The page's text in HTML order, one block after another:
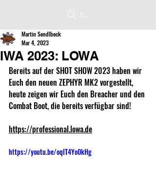
Suche
IWA 2023: LOWA
Martin Sendlbeck
Mar 4, 2023
Bereits auf der SHOT SHOW 2023 haben wir
Euch den neuen ZEPHYR MK2 vorgestellt,
heute zeigen wir Euch den Breacher und den
Combat Boot, die bereits verfügbar sind!
https://professional.lowa.de
https://youtu.be/oqIT4Yo0kHg